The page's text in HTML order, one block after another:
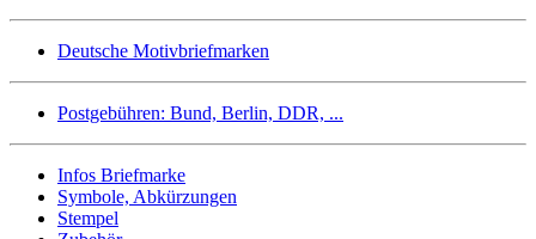
Deutsche Motivbriefmarken
Postgebühren: Bund, Berlin, DDR, ...
Infos Briefmarke
Symbole, Abkürzungen
Stempel